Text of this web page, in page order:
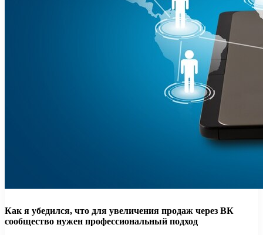
Как я убедился, что для увеличения продаж через ВК
сообщество нужен профессиональный подход